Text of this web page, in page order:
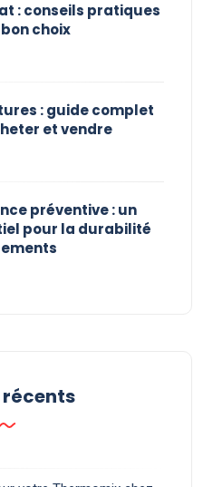
: conseils pratiques
choix
: guide complet
et vendre
préventive : un
pour la durabilité